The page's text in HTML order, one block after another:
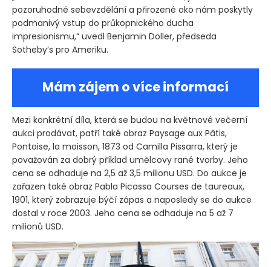
pozoruhodné sebevzdělání a přirozené oko nám poskytly
podmanivý vstup do průkopnického ducha
impresionismu,“ uvedl Benjamin Doller, předseda
Sotheby’s pro Ameriku.
Mám zájem o více informací
Mezi konkrétní díla, která se budou na květnové večerní
aukci prodávat, patří také obraz Paysage aux Pâtis,
Pontoise, la moisson, 1873 od Camilla Pissarra, který je
považován za dobrý příklad umělcovy rané tvorby. Jeho
cena se odhaduje na 2,5 až 3,5 milionu USD. Do aukce je
zařazen také obraz Pabla Picassa Courses de taureaux,
1901, který zobrazuje býčí zápas a naposledy se do aukce
dostal v roce 2003. Jeho cena se odhaduje na 5 až 7
milionů USD.